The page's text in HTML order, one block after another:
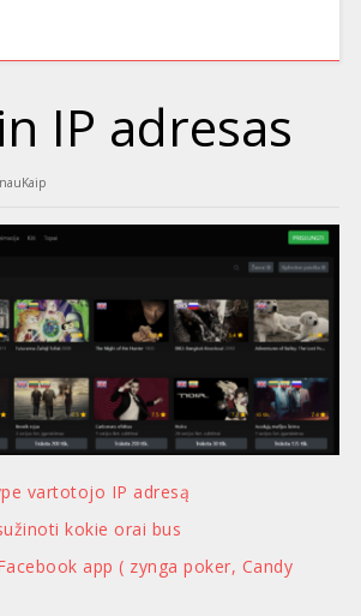
IP adresas
vartotojo IP adresą
kokie orai bus
app ( zynga poker, Candy